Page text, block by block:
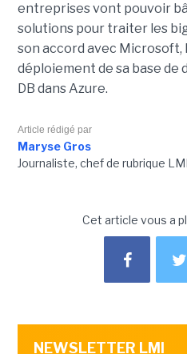
entreprises vont pouvoir
solutions pour traiter les
son accord avec Microsoft,
déploiement de sa base de
DB dans Azure.
Article rédigé par
Maryse Gros
Journaliste, chef de rubrique LMI
Cet article vous a
NEWSLETTER LMI